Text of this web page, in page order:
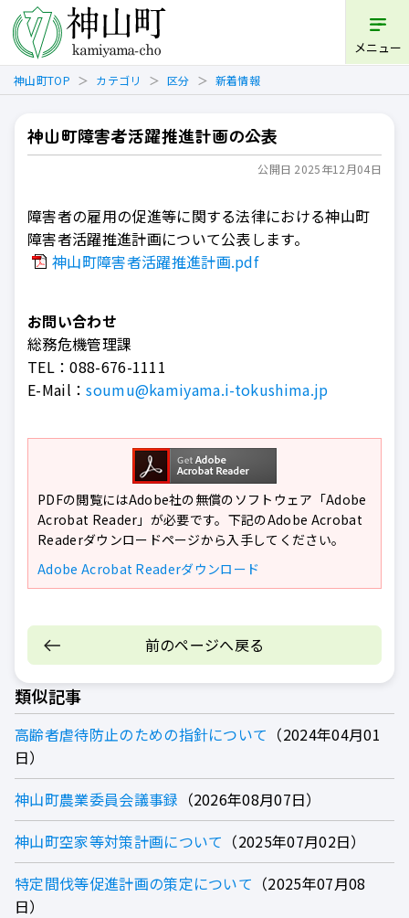
メニュー
神山町TOP カテゴリ 区分 新着情報
神山町障害者活躍推進計画の公表
公開日 2025年12月04日
障害者の雇用の促進等に関する法律における神山町
障害者活躍推進計画について公表します。
神山町障害者活躍推進計画.pdf
お問い合わせ
総務危機管理課
TEL：088-676-1111
E-Mail：soumu@kamiyama.i-tokushima.jp
PDFの閲覧にはAdobe社の無償のソフトウェア「Adobe
Acrobat Reader」が必要です。下記のAdobe Acrobat
Readerダウンロードページから入手してください。
Adobe Acrobat Readerダウンロード
前のページへ戻る
類似記事
高齢者虐待防止のための指針について
2024年04月01
日
神山町農業委員会議事録
2026年08月07日
神山町空家等対策計画について
2025年07月02日
特定間伐等促進計画の策定について
2025年07月08
日